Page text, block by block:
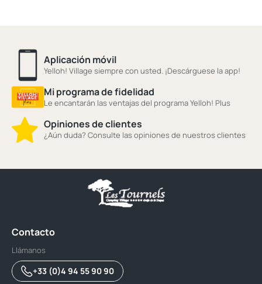
Aplicación móvil
Yelloh! Village siempre con usted. ¡Descárguese la app!
Mi programa de fidelidad
Le encantarán las ventajas del programa Yelloh! Plus
Opiniones de clientes
¿Aún duda? Consulte las opiniones de nuestros clientes
Contacto
Llámanos
+33 (0)4 94 55 90 90